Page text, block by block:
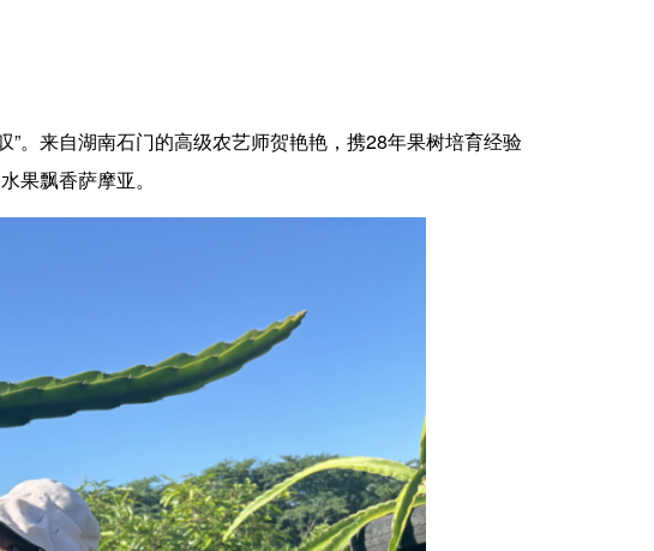
来自湖南石门的高级农艺师贺艳艳，携28年果树培育经验
果飘香萨摩亚。